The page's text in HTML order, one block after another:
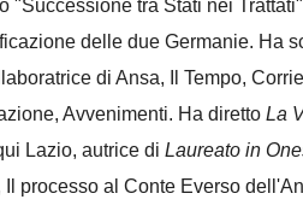
"Successione tra Stati nei
delle due Germanie. Ha
di Ansa, Il Tempo,
Avvenimenti. Ha diretto La
Lazio, autrice di Laureato in
processo al Conte Everso